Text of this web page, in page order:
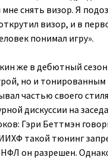
мне снять визор. Я
визор, и в
понимал игру».
же в дебютный сезон
но и
частью своего
дискуссии на
Гэри Беттмэн
такой тюнинг
он разрешен.